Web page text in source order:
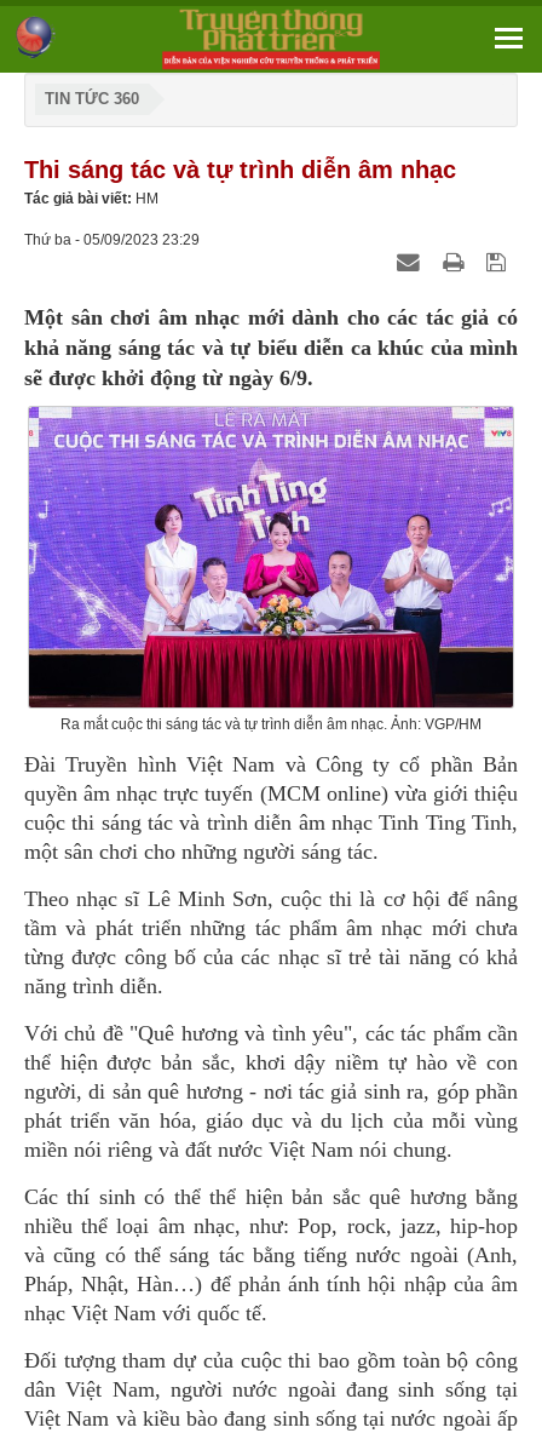
TIN TỨC 360
Thi sáng tác và tự trình diễn âm nhạc
Tác giả bài viết: HM
Thứ ba - 05/09/2023 23:29
Một sân chơi âm nhạc mới dành cho các tác giả có
khả năng sáng tác và tự biểu diễn ca khúc của mình
sẽ được khởi động từ ngày 6/9.
Ra mắt cuộc thi sáng tác và tự trình diễn âm nhạc. Ảnh: VGP/HM
Đài Truyền hình Việt Nam và Công ty cổ phần Bản
quyền âm nhạc trực tuyến (MCM online) vừa giới thiệu
cuộc thi sáng tác và trình diễn âm nhạc Tinh Ting Tinh,
một sân chơi cho những người sáng tác.
Theo nhạc sĩ Lê Minh Sơn, cuộc thi là cơ hội để nâng
tầm và phát triển những tác phẩm âm nhạc mới chưa
từng được công bố của các nhạc sĩ trẻ tài năng có khả
năng trình diễn.
Với chủ đề "Quê hương và tình yêu", các tác phẩm cần
thể hiện được bản sắc, khơi dậy niềm tự hào về con
người, di sản quê hương - nơi tác giả sinh ra, góp phần
phát triển văn hóa, giáo dục và du lịch của mỗi vùng
miền nói riêng và đất nước Việt Nam nói chung.
Các thí sinh có thể thể hiện bản sắc quê hương bằng
nhiều thể loại âm nhạc, như: Pop, rock, jazz, hip-hop
và cũng có thể sáng tác bằng tiếng nước ngoài (Anh,
Pháp, Nhật, Hàn…) để phản ánh tính hội nhập của âm
nhạc Việt Nam với quốc tế.
Đối tượng tham dự của cuộc thi bao gồm toàn bộ công
dân Việt Nam, người nước ngoài đang sinh sống tại
Việt Nam và kiều bào đang sinh sống tại nước ngoài ấp